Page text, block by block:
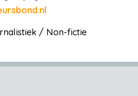
/ Non-fictie